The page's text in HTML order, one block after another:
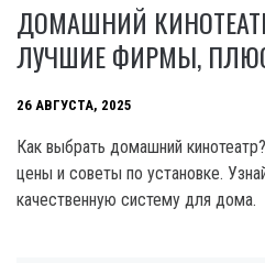
ДОМАШНИЙ
ЛУЧШИЕ ФИРМЫ,
26 АВГУСТА, 2025
Как выбрать домашний
цены и советы по установке.
качественную систему для дома.